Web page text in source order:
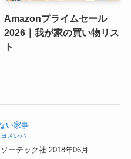
Amazonプライムセール
2026｜我が家の買い物リス
ト
い家事
ヨメレバ
ーテック社 2018年06月